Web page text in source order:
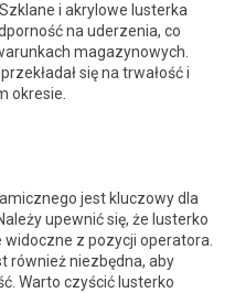
i akrylowe lusterka
na uderzenia, co
magazynowych.
się na trwałość i
okresie.
jest kluczowy dla
upewnić się, że lusterko
z pozycji operatora.
również niezbędna, aby
Warto czyścić lusterko